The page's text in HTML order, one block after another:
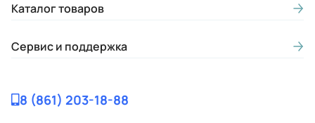
Каталог товаров
Сервис и поддержка
8 (861) 203-18-88